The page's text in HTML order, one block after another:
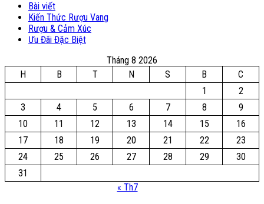
Bài viết
Kiến Thức Rượu Vang
Rượu & Cảm Xúc
Ưu Đãi Đặc Biệt
Tháng 8 2026
H
B T N S B
C
1
2
3
4 5 6 7 8
9
10
11 12 13 14 15
16
17
18 19 20 21 22
23
24
25 26 27 28 29
30
31
« Th7